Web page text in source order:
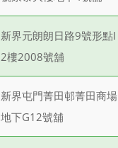
新界元朗朗日路9號形點I
2樓2008號舖
新界屯門菁田邨菁田商場
地下G12號舖